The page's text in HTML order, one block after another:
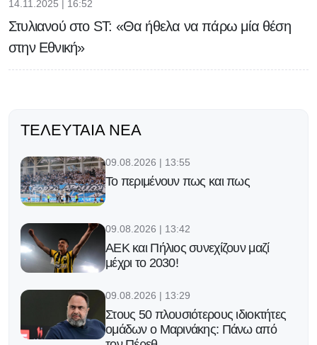
14.11.2025 | 16:52
Στυλιανού στο ST: «Θα ήθελα να πάρω μία θέση
στην Εθνική»
ΤΕΛΕΥΤΑΊΑ ΝΈΑ
09.08.2026 | 13:55
Το περιμένουν πως και πως
09.08.2026 | 13:42
ΑΕΚ και Πήλιος συνεχίζουν μαζί
μέχρι το 2030!
09.08.2026 | 13:29
Στους 50 πλουσιότερους ιδιοκτήτες
ομάδων ο Μαρινάκης: Πάνω από